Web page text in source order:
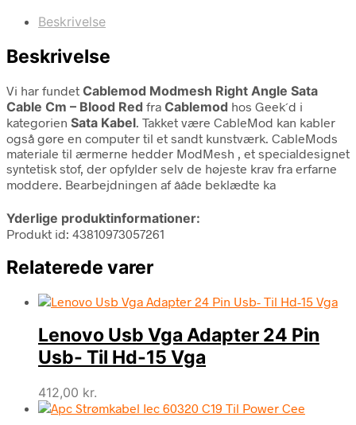
Beskrivelse
Beskrivelse
Vi har fundet Cablemod Modmesh Right Angle Sata
Cable Cm – Blood Red fra Cablemod hos Geek´d i
kategorien Sata Kabel. Takket være CableMod kan kabler
også gøre en computer til et sandt kunstværk. CableMods
materiale til ærmerne hedder ModMesh , et specialdesignet
syntetisk stof, der opfylder selv de højeste krav fra erfarne
moddere. Bearbejdningen af ââde beklædte ka
Yderlige produktinformationer:
Produkt id: 43810973057261
Relaterede varer
Lenovo Usb Vga Adapter 24 Pin
Usb- Til Hd-15 Vga
412,00 kr.